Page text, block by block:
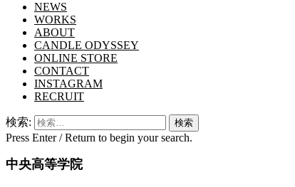
NEWS
WORKS
ABOUT
CANDLE ODYSSEY
ONLINE STORE
CONTACT
INSTAGRAM
RECRUIT
検索:
Press Enter / Return to begin your search.
中央高等学院